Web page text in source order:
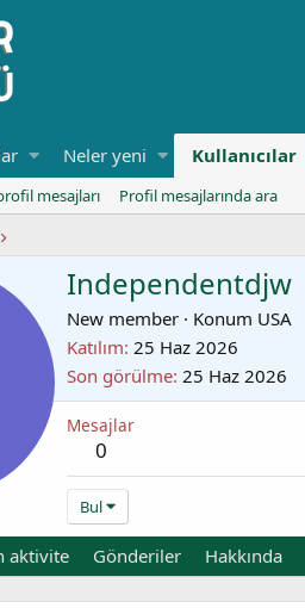
Neler yeni Kullanıcılar
mesajları
Profil mesajlarında ara
Independentdjw
New member · Konum USA
Katılım 25 Haz 2026
Son görülme 25 Haz 2026
Mesajlar
0
Bul
aktivite Gönderiler Hakkında